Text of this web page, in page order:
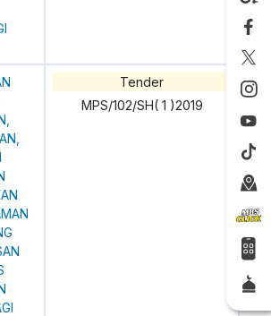
Tender
MPS/102/SH( 1 )2019
20